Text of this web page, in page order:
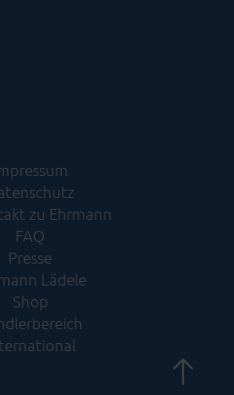
zu Ehrmann
FAQ
Presse
Lädele
Shop